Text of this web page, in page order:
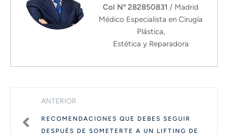
Col Nº 282850831 / Madrid
Médico Especialista en Cirugía
Plástica,
Estética y Reparadora
ANTERIOR
RECOMENDACIONES QUE DEBES SEGUIR
DESPUÉS DE SOMETERTE A UN LIFTING DE